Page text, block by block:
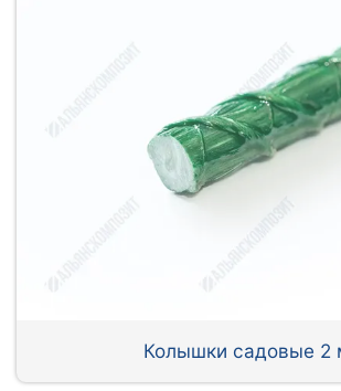
Колышки садовые 2